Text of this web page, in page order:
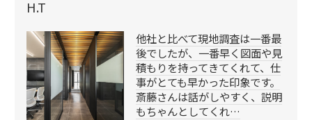
H.T
他社と比べて現地調査は一番最
後でしたが、一番早く図面や見
積もりを持ってきてくれて、仕
事がとても早かった印象です。
斎藤さんは話がしやすく、説明
もちゃんとしてくれ…